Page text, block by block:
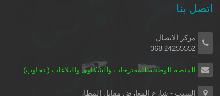
اتصل بنا
مركز الاتصال
24255552 968
المنصة الوطنية للمقترحات والشكاوي والبلاغات ( تجاوب)
السيب - شارع المعارض مقابل المطار